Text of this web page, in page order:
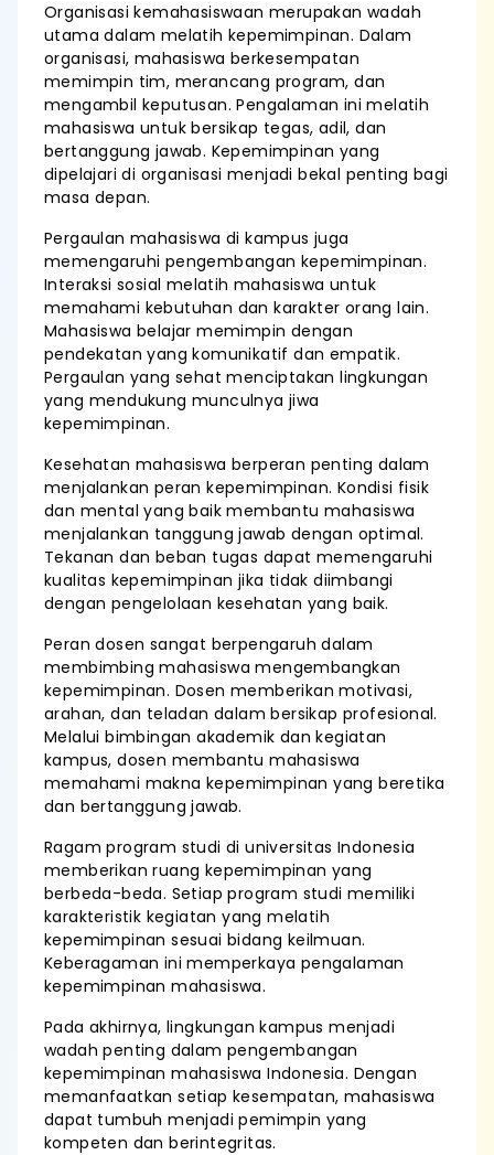
Organisasi kemahasiswaan merupakan wadah
utama dalam melatih kepemimpinan. Dalam
organisasi, mahasiswa berkesempatan
memimpin tim, merancang program, dan
mengambil keputusan. Pengalaman ini melatih
mahasiswa untuk bersikap tegas, adil, dan
bertanggung jawab. Kepemimpinan yang
dipelajari di organisasi menjadi bekal penting bagi
masa depan.
Pergaulan mahasiswa di kampus juga
memengaruhi pengembangan kepemimpinan.
Interaksi sosial melatih mahasiswa untuk
memahami kebutuhan dan karakter orang lain.
Mahasiswa belajar memimpin dengan
pendekatan yang komunikatif dan empatik.
Pergaulan yang sehat menciptakan lingkungan
yang mendukung munculnya jiwa
kepemimpinan.
Kesehatan mahasiswa berperan penting dalam
menjalankan peran kepemimpinan. Kondisi fisik
dan mental yang baik membantu mahasiswa
menjalankan tanggung jawab dengan optimal.
Tekanan dan beban tugas dapat memengaruhi
kualitas kepemimpinan jika tidak diimbangi
dengan pengelolaan kesehatan yang baik.
Peran dosen sangat berpengaruh dalam
membimbing mahasiswa mengembangkan
kepemimpinan. Dosen memberikan motivasi,
arahan, dan teladan dalam bersikap profesional.
Melalui bimbingan akademik dan kegiatan
kampus, dosen membantu mahasiswa
memahami makna kepemimpinan yang beretika
dan bertanggung jawab.
Ragam program studi di universitas Indonesia
memberikan ruang kepemimpinan yang
berbeda-beda. Setiap program studi memiliki
karakteristik kegiatan yang melatih
kepemimpinan sesuai bidang keilmuan.
Keberagaman ini memperkaya pengalaman
kepemimpinan mahasiswa.
Pada akhirnya, lingkungan kampus menjadi
wadah penting dalam pengembangan
kepemimpinan mahasiswa Indonesia. Dengan
memanfaatkan setiap kesempatan, mahasiswa
dapat tumbuh menjadi pemimpin yang
kompeten dan berintegritas.